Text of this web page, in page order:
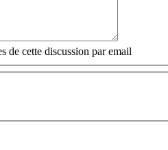
de cette discussion par email